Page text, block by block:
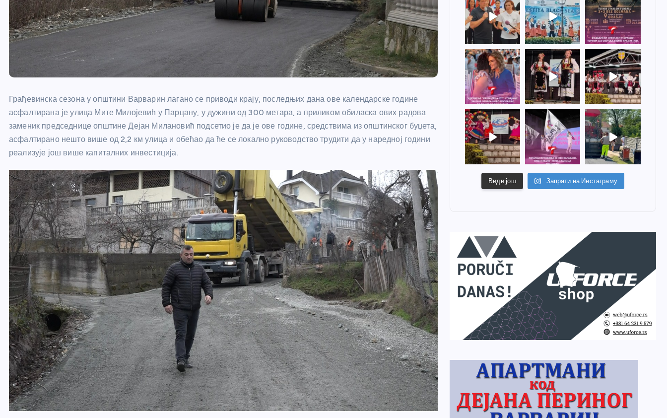
Грађевинска сезона у општини Варварин лагано се приводи крају, последњих дана ове календарске године
асфалтирана је улица Мите Милојевић у Парцану, у дужини од 300 метара, а приликом обиласка ових радова
заменик председнице општине Дејан Милановић подсетио је да је ове године, средствима из општинског буџета,
асфалтирано нешто више од 2,2 км улица и обећао да ће се локално руководство трудити да у наредној години
реализује још више капиталних инвестиција.
Види још Запрати на Инстаграму